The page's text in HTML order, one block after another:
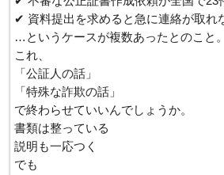
✔ 資料提出を求めると急に連絡が取れ
…というケースが複数あったとのこと。
これ、
「公証人の話」
「特殊な詐欺の話」
で終わらせていいんでしょうか。
書類は整っている
説明も一応つく
でも